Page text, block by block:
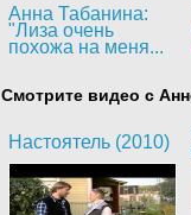
Анна Табанина:
"Лиза очень
похожа на меня...
Смотрите видео с
Настоятель (2010)